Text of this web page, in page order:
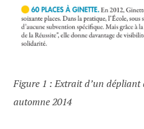
Figure 1 : Extrait d’un dépliant
automne 2014